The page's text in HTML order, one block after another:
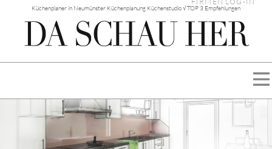
Küchenplaner in Neumünster Küchenplanung Küchenstudio √ TOP 3 Empfehlungen